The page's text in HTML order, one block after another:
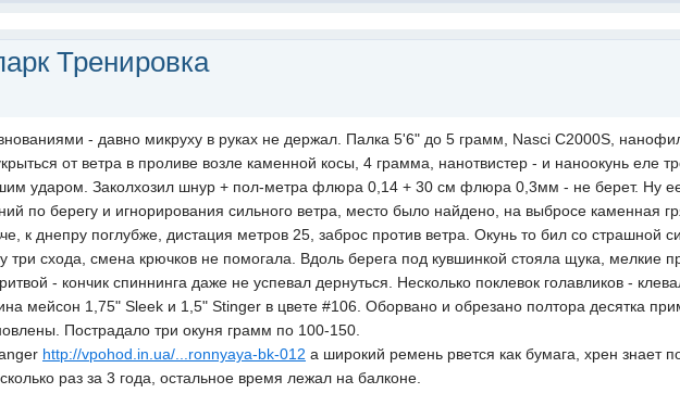
Тренировка
- давно микруху в руках не держал. Палка 5'6" до 5 грамм, Nasci C2000S,
от ветра в проливе возле каменной косы, 4 грамма, нанотвистер - и наноокунь еле
ударом. Заколхозил шнур + пол-метра флюра 0,14 + 30 см флюра 0,3мм - не берет. Ну
по берегу и игнорирования сильного ветра, место было найдено, на выбросе каменная
к днепру поглубже, дистация метров 25, заброс против ветра. Окунь то бил со страшной
схода, смена крючков не помогала. Вдоль берега под кувшинкой стояла щука, мелкие
- кончик спиннинга даже не успевал дернуться. Несколько поклевок голавликов -
мейсон 1,75" Sleek и 1,5" Stinger в цвете #106. Оборвано и обрезано полтора десятка
Пострадало три окуня грамм по 100-150.
http://vpohod.in.ua/...ronnyaya-bk-012 а широкий ремень рвется как бумага, хрен знает
раз за 3 года, остальное время лежал на балконе.